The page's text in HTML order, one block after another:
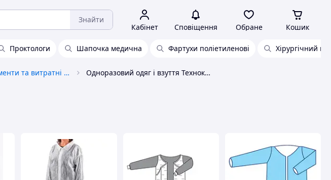
Знайти
Кабінет Сповіщення Обране Кошик
Проктологи Шапочка медична Фартухи поліетиленові Хірургічний
Медичні інструменти та витратні матеріали Одноразовий одяг і взуття Технокомплекс